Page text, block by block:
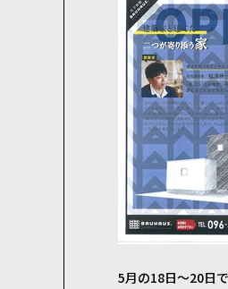
5月の18日～20日